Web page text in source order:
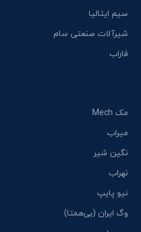
سیم ایتالیا
شیرآلات صنعتی سام
فاراب
مک Mech
میراب
نگین شیر
نهراب
نیو پایپ
وگ ایران (بی‌همتا)